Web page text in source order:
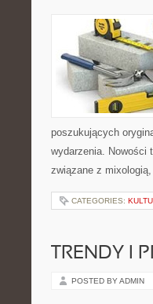
poszukujących
wydarzenia. Nowości
związane z
CATEGORIES:
TRENDY I
POSTED BY ADMIN